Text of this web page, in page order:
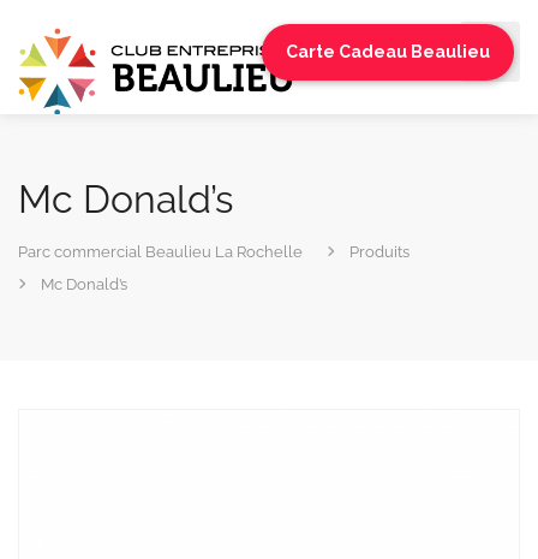
Carte Cadeau Beaulieu
Mc Donald’s
Parc commercial Beaulieu La Rochelle
Produits
Mc Donald’s